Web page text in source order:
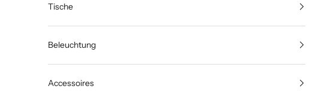
Tische
Beleuchtung
Accessoires